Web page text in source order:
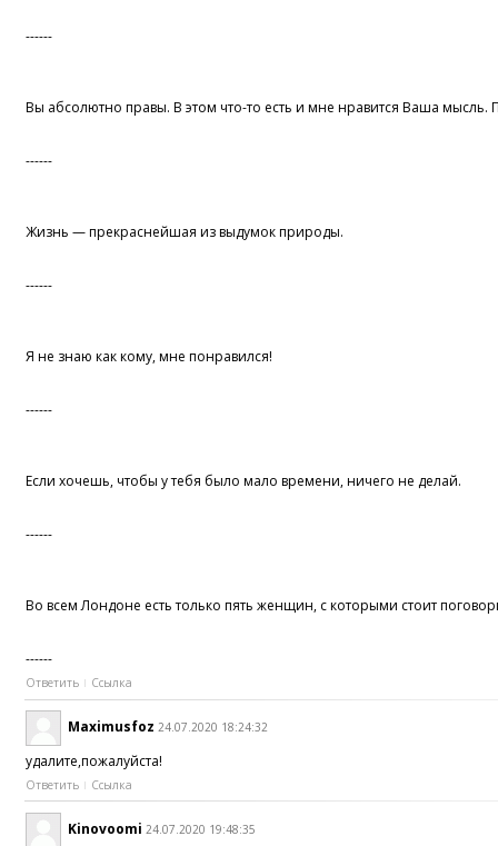
------
Вы абсолютно правы. В этом что-то есть и мне нравится Ваша
------
Жизнь — прекраснейшая из выдумок природы.
------
Я не знаю как кому, мне понравился!
------
Если хочешь, чтобы у тебя было мало времени, ничего не делай.
------
Во всем Лондоне есть только пять женщин, с которыми стоит
------
Ответить Ссылка
Maximusfoz 24.07.2020 18:24:32
удалите,пожалуйста!
Ответить Ссылка
Kinovoomi 24.07.2020 19:48:35